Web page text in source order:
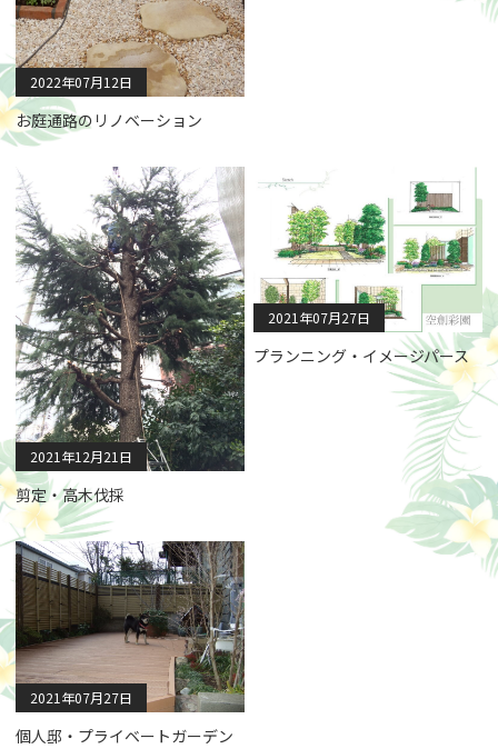
2022年07月12日
お庭通路のリノベーション
2021年12月21日
剪定・高木伐採
2021年07月27日
プランニング・イメージパース
2021年07月27日
個人邸・プライベートガーデン